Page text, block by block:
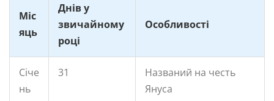
Міс
яць
Днів у
звичайному
році
Особливості
Січе
нь
31
Названий на честь
Януса